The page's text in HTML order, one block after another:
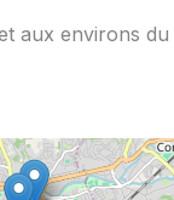
aux environs du